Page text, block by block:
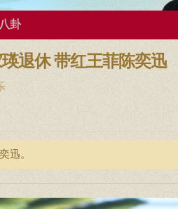
八卦
退休 带红王菲陈奕迅
迅。